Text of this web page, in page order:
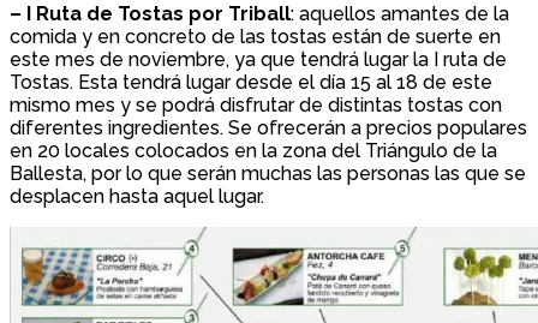
– I Ruta de Tostas por Triball: aquellos amantes de la
comida y en concreto de las tostas están de suerte en
este mes de noviembre, ya que tendrá lugar la I ruta de
Tostas. Esta tendrá lugar desde el día 15 al 18 de este
mismo mes y se podrá disfrutar de distintas tostas con
diferentes ingredientes. Se ofrecerán a precios populares
en 20 locales colocados en la zona del Triángulo de la
Ballesta, por lo que serán muchas las personas las que se
desplacen hasta aquel lugar.